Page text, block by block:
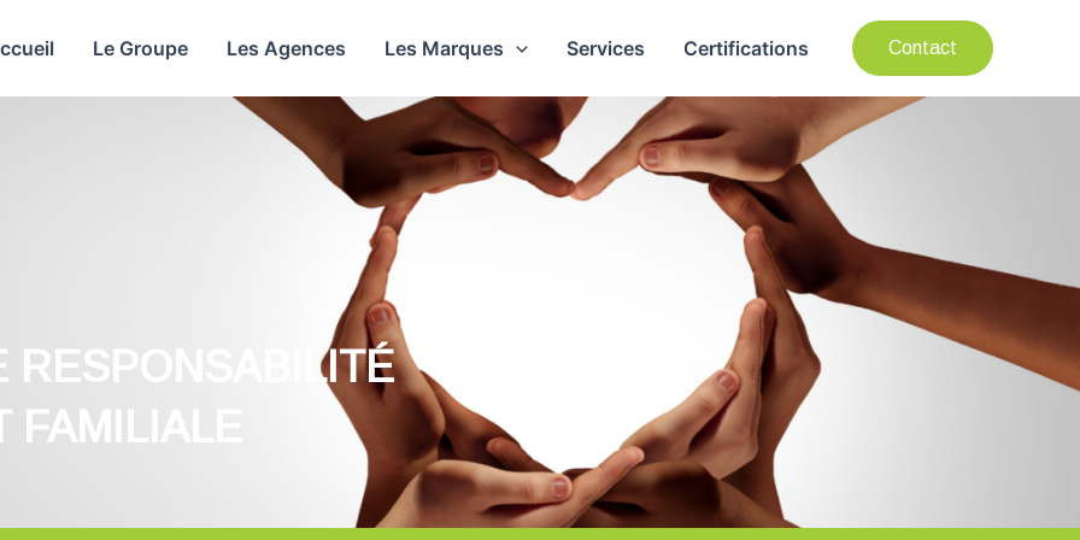
Le Groupe Les Agences Les Marques Services Certifications Contact
RESPONSABILITÉ